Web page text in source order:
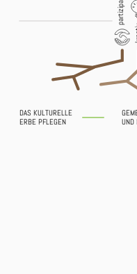
partizipativ
UND
DAS KULTURELLE
ERBE PFLEGEN